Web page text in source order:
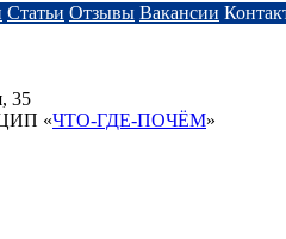
Статьи Отзывы Вакансии
35
«ЧТО-ГДЕ-ПОЧЁМ»